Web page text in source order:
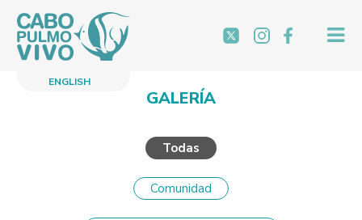
Saltar
al
contenidoENGLISH
GALERÍA
Todas
Comunidad